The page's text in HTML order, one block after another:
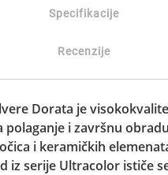
Specifikacije
Recenzije
Dorata je
polaganje i završnu
i keramičkih
iz serije Ultracolor ističe